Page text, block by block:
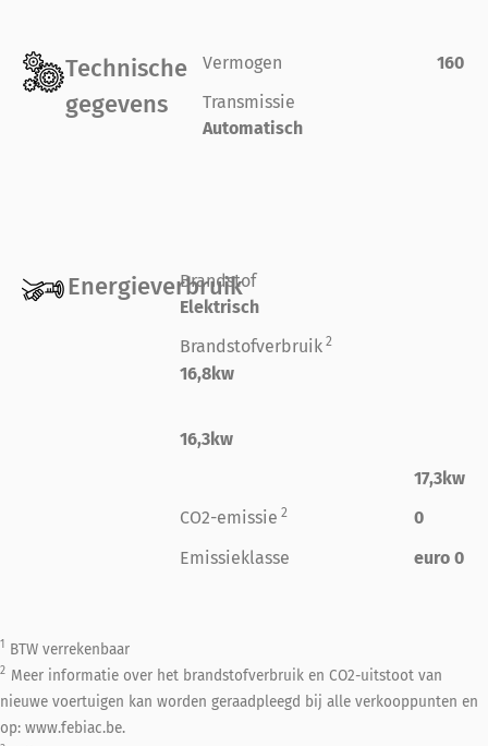
Technische
gegevens
Vermogen
160
Transmissie
Automatisch
Energieverbruik
Brandstof
Elektrisch
Brandstofverbruik 2
16,8kw
16,3kw
17,3kw
CO2-emissie 2
0
Emissieklasse
euro 0
1 BTW verrekenbaar
2 Meer informatie over het brandstofverbruik en CO2-uitstoot van
nieuwe voertuigen kan worden geraadpleegd bij alle verkooppunten en
op: www.febiac.be.